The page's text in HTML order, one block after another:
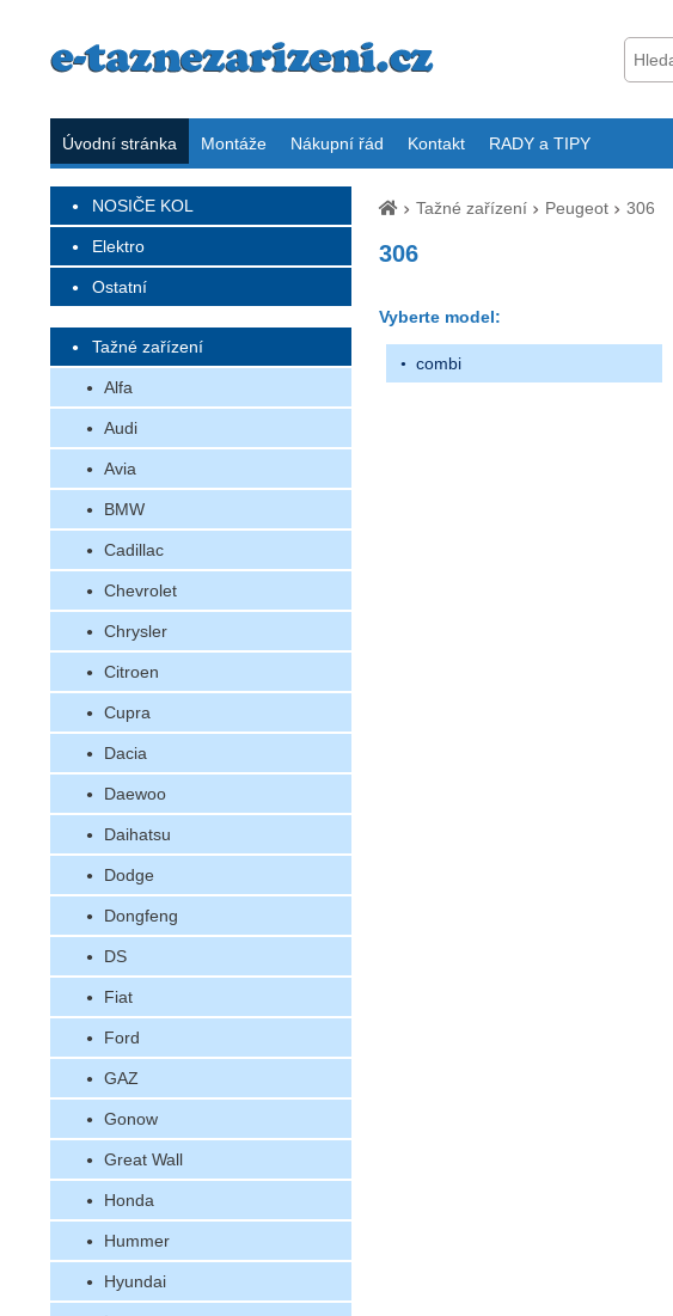
Úvodní stránka Montáže Nákupní řád Kontakt RADY a TIPY
NOSIČE KOL
Elektro
Ostatní
Tažné zařízení
Alfa
Audi
Avia
BMW
Cadillac
Chevrolet
Chrysler
Citroen
Cupra
Dacia
Daewoo
Daihatsu
Dodge
Dongfeng
DS
Fiat
Ford
GAZ
Gonow
Great Wall
Honda
Hummer
Hyundai
Tažné zařízení Peugeot 306
306
Vyberte model:
combi